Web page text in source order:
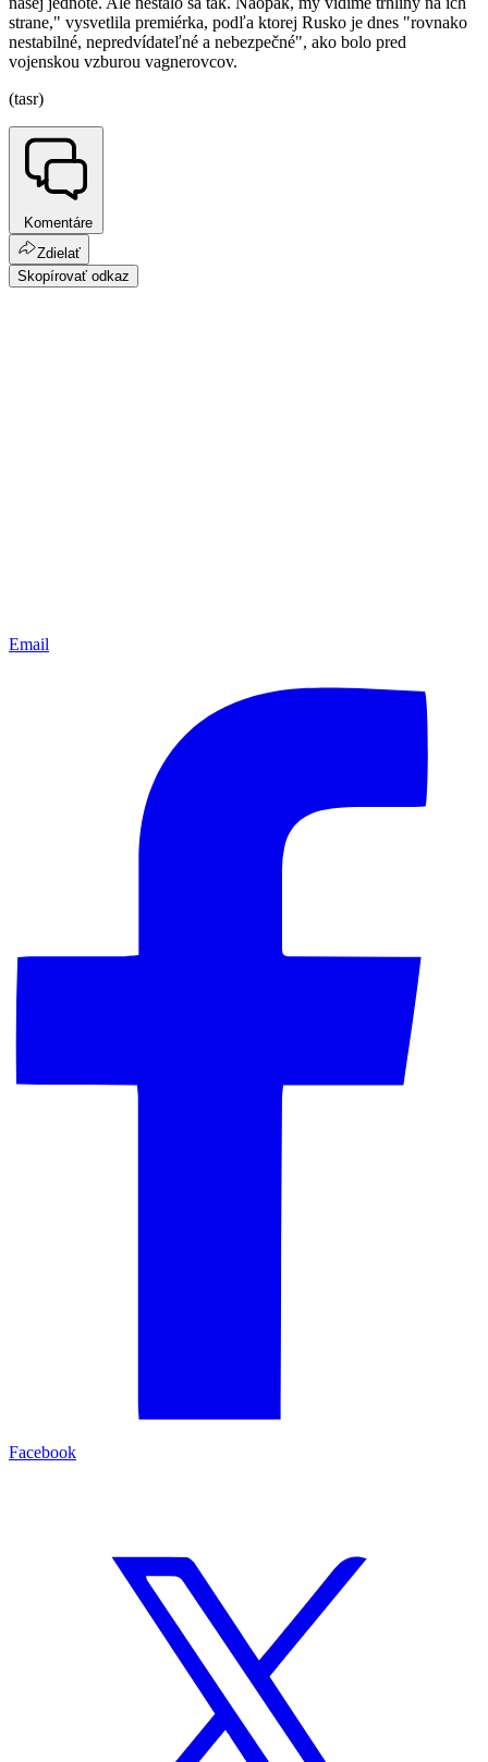
strane," vysvetlila premiérka, podľa ktorej Rusko je dnes "rovnako
nestabilné, nepredvídateľné a nebezpečné", ako bolo pred
vojenskou vzburou vagnerovcov.
(tasr)
Komentáre
Zdielať
Skopírovať odkaz
Email
Facebook